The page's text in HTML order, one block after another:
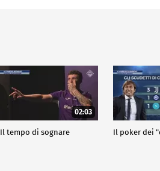
02:03
Il tempo di sognare Il poker dei